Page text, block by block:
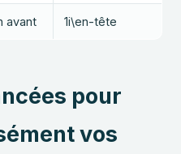
avant 1i\en-tête
pour
vos